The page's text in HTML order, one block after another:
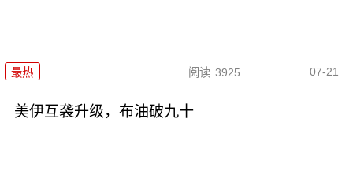
最热 阅读 3925 07-21
美伊互袭升级，布油破九十